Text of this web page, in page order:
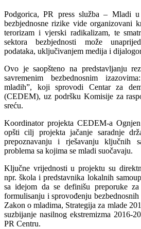
Podgorica, PR press služba – Mladi
bezbjednosne rizike vide organizovani
terorizam i vjerski radikalizam, te
sektora bezbjednosti može
podataka, uključivanjem medija i
Ovo je saopšteno na predstavljanju
savremenim bezbednosnim
mladih”, koji sprovodi Centar za
(CEDEM), uz podršku Komisije za
sreću.
Koordinator projekta CEDEM-a
opšti cilj projekta jačanje saradnje
prepoznavanju i rješavanju ključnih
problema sa kojima se mladi suočavaju.
Ključne vrijednosti u projektu su
npr. škola i predstavnika lokalnih
sa idejom da se definišu preporuke
formulisanju i sprovođenju
Zakon o mladima, Strategija za mlade
suzbijanje nasilnog ekstremizma 2016-
PR Centru.